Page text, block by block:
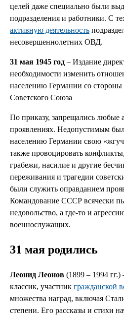
целей даже специально были
подразделения и работники. С
активную деятельность
несовершеннолетних ОВД.
31 мая 1945 год – Издание
необходимости изменить
населению Германии со
Советского Союза
По приказу, запрещались любые
проявлениях. Недопустимым
населению Германии свою
также провоцировать
грабежи, насилие и другие
переживания и трагедии
были служить оправданием
Командование СССР всячески
недовольство, а где-то и
военнослужащих.
31 мая родились
Леонид Леонов (1899 – 1994 гг.)
классик, участник гражданской
множества наград, включая
степени. Его рассказы и стихи